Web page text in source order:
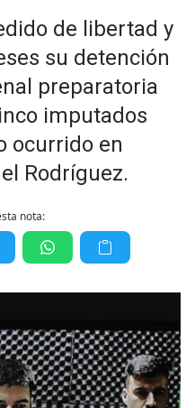
de libertad y
su detención
preparatoria
imputados
ocurrido en
Rodríguez.
nota: